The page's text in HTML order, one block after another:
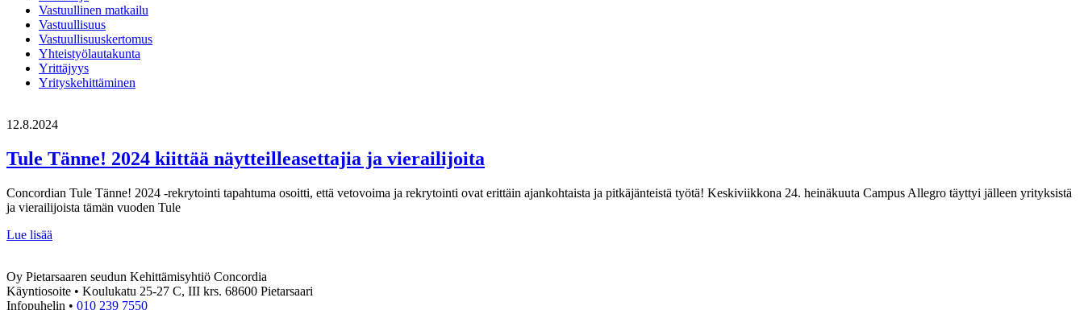
Vastuullinen matkailu
Vastuullisuus
Vastuullisuuskertomus
Yhteistyölautakunta
Yrittäjyys
Yrityskehittäminen
12.8.2024
Tule Tänne! 2024 kiittää näytteilleasettajia ja vierailijoita
Concordian Tule Tänne! 2024 -rekrytointi tapahtuma osoitti, että vetovoima ja rekrytointi ovat erittäin ajankohtaista ja pitkäjänteistä työtä! Keskiviikkona 24. heinäkuuta Campus Allegro täyttyi jälleen yrityksistä
ja vierailijoista tämän vuoden Tule
Lue lisää
kiittää
näytteilleasettajia
ja
Oy Pietarsaaren seudun Kehittämisyhtiö Concordia
Käyntiosoite • Koulukatu 25-27 C, III krs. 68600 Pietarsaari
Infopuhelin • 010 239 7550